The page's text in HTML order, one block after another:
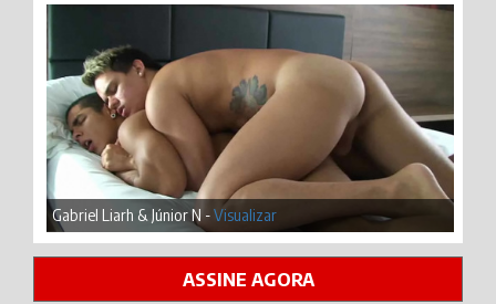
Gabriel Liarh & Júnior N -Visualizar
ASSINE AGORA